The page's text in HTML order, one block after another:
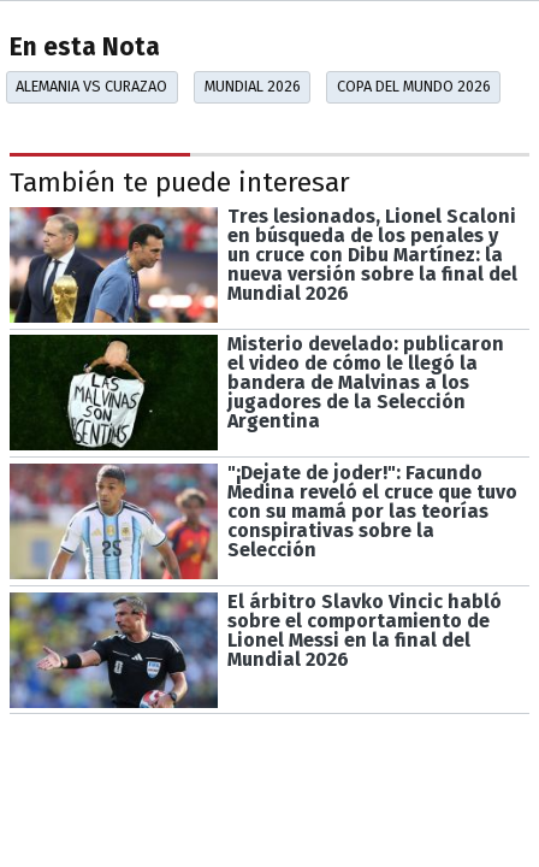
En esta Nota
ALEMANIA VS CURAZAO MUNDIAL 2026 COPA DEL MUNDO 2026
También te puede interesar
Tres lesionados, Lionel Scaloni
en búsqueda de los penales y
un cruce con Dibu Martínez: la
nueva versión sobre la final del
Mundial 2026
Misterio develado: publicaron
el video de cómo le llegó la
bandera de Malvinas a los
jugadores de la Selección
Argentina
"¡Dejate de joder!": Facundo
Medina reveló el cruce que tuvo
con su mamá por las teorías
conspirativas sobre la
Selección
El árbitro Slavko Vincic habló
sobre el comportamiento de
Lionel Messi en la final del
Mundial 2026